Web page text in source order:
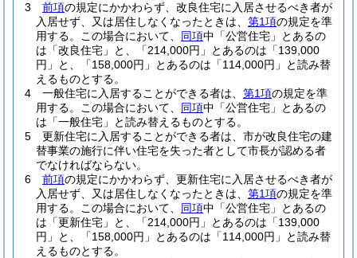
3
前項の規定にかかわらず、改良住宅に入居させるべき者が
入居せず、又は居住しなくなったときは、 第1項の規定を準
用する。
この場合において、 同項中「公営住宅」とあるの
は「改良住宅」と、「214,000円」とあるのは「139,000
円」と、「158,000円」とあるのは「114,000円」と読み替
えるものとする。
4
一般住宅に入居することができる者は、 第1項の規定を準
用する。
この場合において、 同項中「公営住宅」とあるの
は「一般住宅」と読み替えるものとする。
5
更新住宅に入居することができる者は、市が改良住宅の建
替事業の施行に伴い住宅を失った者として市長が認める者
でなければならない。
6
前項の規定にかかわらず、更新住宅に入居させるべき者が
入居せず、又は居住しなくなったときは、 第1項の規定を準
用する。
この場合において、 同項中「公営住宅」とあるの
は「更新住宅」と、「214,000円」とあるのは「139,000
円」と、「158,000円」とあるのは「114,000円」と読み替
えるものとする。